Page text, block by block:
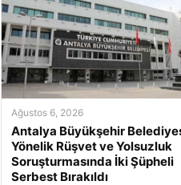
Ağustos 6, 2026
Antalya Büyükşehir
Yönelik Rüşvet ve Yolsuzluk
Soruşturmasında İki Şüpheli
Serbest Bırakıldı